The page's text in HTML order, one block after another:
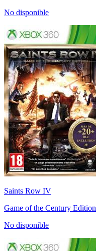
No disponible
Saints Row IV
Game of the Century Edition
No disponible